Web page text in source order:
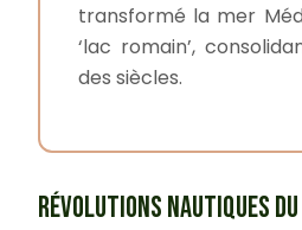
transformé la mer
‘lac romain’,
des siècles.
RÉVOLUTIONS NAUTIQUES